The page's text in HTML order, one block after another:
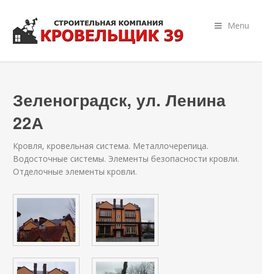
Menu
Зеленоградск, ул. Ленина
22А
Кровля, кровельная система. Металлочерепица.
Водосточные системы. Элементы безопасности кровли.
Отделочные элементы кровли.